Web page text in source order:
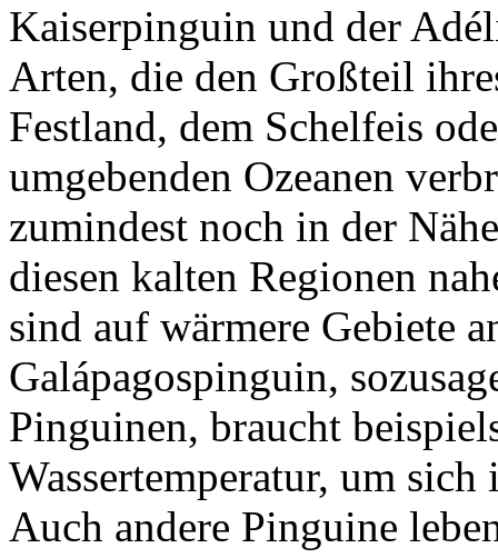
Kaiserpinguin und der
Arten, die den Großteil
Festland, dem Schelfeis
umgebenden Ozeanen
zumindest noch in der
diesen kalten Regionen
sind auf wärmere Gebiete
Galápagospinguin,
Pinguinen, braucht
Wassertemperatur, um
Auch andere Pinguine